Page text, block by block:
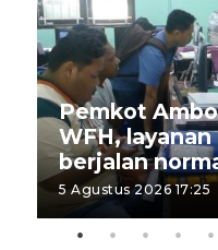
Pemkot
WFH,
berjalan
5 Agustus 2026 17:25